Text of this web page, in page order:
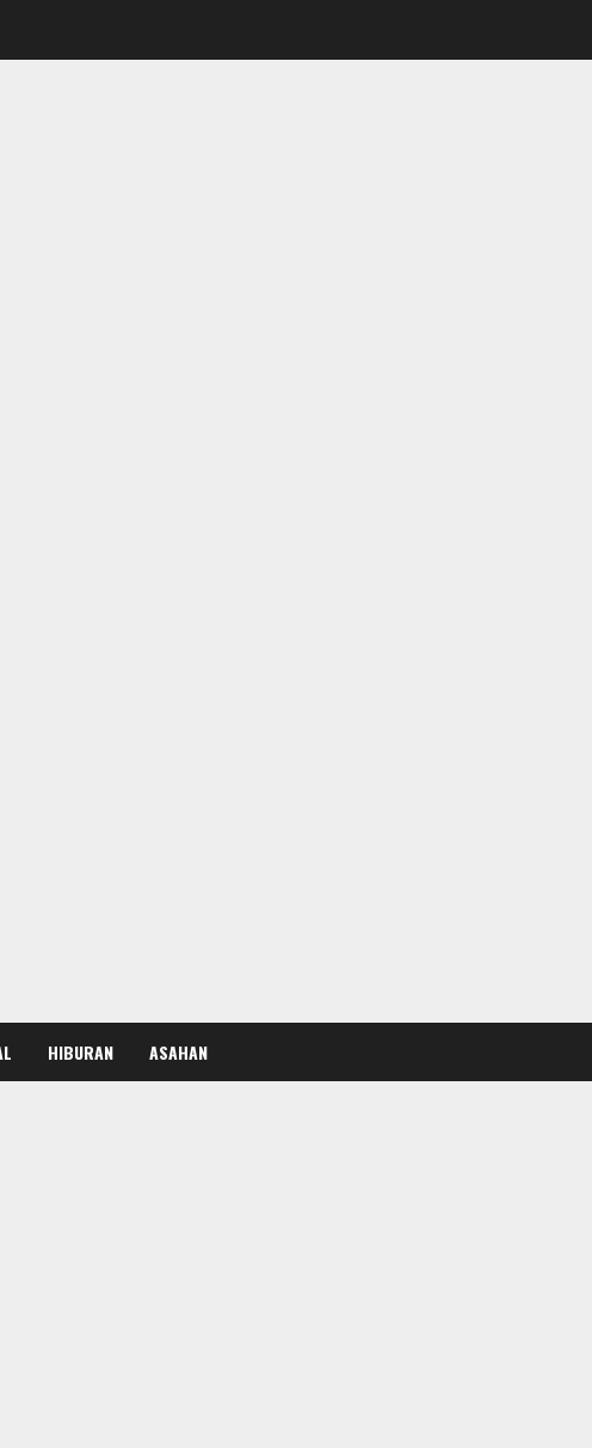
HIBURAN ASAHAN